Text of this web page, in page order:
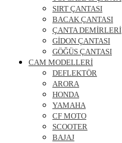
SIRT ÇANTASI
BACAK ÇANTASI
ÇANTA DEMİRLERİ
GİDON ÇANTASI
GÖĞÜS ÇANTASI
CAM MODELLERİ
DEFLEKTÖR
ARORA
HONDA
YAMAHA
CF MOTO
SCOOTER
BAJAJ